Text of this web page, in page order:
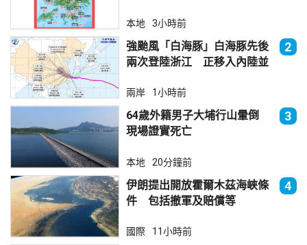
本地 3小時前
強颱風「白海豚」白海豚先後
兩次登陸浙江 正移入內陸並
2
兩岸 1小時前
64歲外籍男子大埔行山暈倒
現場證實死亡
3
本地 20分鐘前
伊朗提出開放霍爾木茲海峽條
件 包括撤軍及賠償等
4
國際 11小時前